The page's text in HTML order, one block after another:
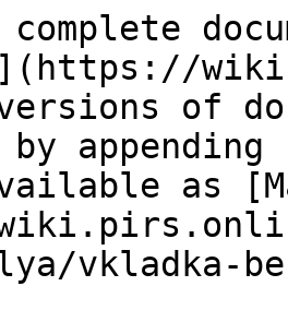
versions of
as
vkladka-